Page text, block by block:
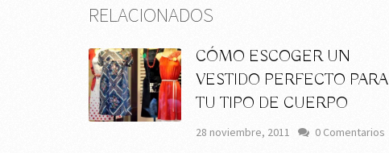
RELACIONADOS
CÓMO ESCOGER UN
VESTIDO PERFECTO PARA
TU TIPO DE CUERPO
28 noviembre, 2011 0 Comentarios